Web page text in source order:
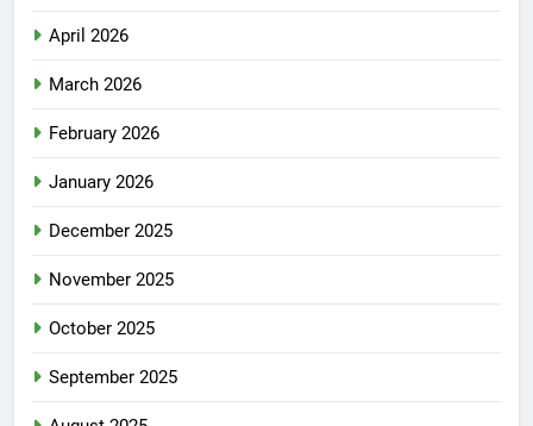
April 2026
March 2026
February 2026
January 2026
December 2025
November 2025
October 2025
September 2025